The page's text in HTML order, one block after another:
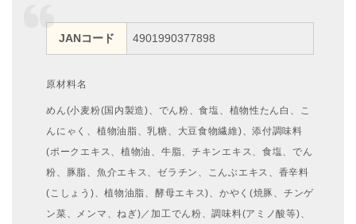
JANコード 4901990377898
原材料名
めん(小麦粉(国内製造)、でん粉、食塩、植物性たん白、こ
んにゃく、植物油脂、乳糖、大豆食物繊維)、添付調味料
(ポークエキス、植物油、牛脂、チキンエキス、食塩、でん
粉、豚脂、魚介エキス、ゼラチン、こんぶエキス、香辛料
(こしょう)、植物油脂、酵母エキス)、かやく(焼豚、チンゲ
ン菜、メンマ、ねぎ)／加工でん粉、調味料(アミノ酸等)、